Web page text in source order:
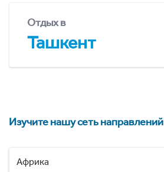
Отдых в
Ташкент
Изучите нашу сеть направлений
Африка